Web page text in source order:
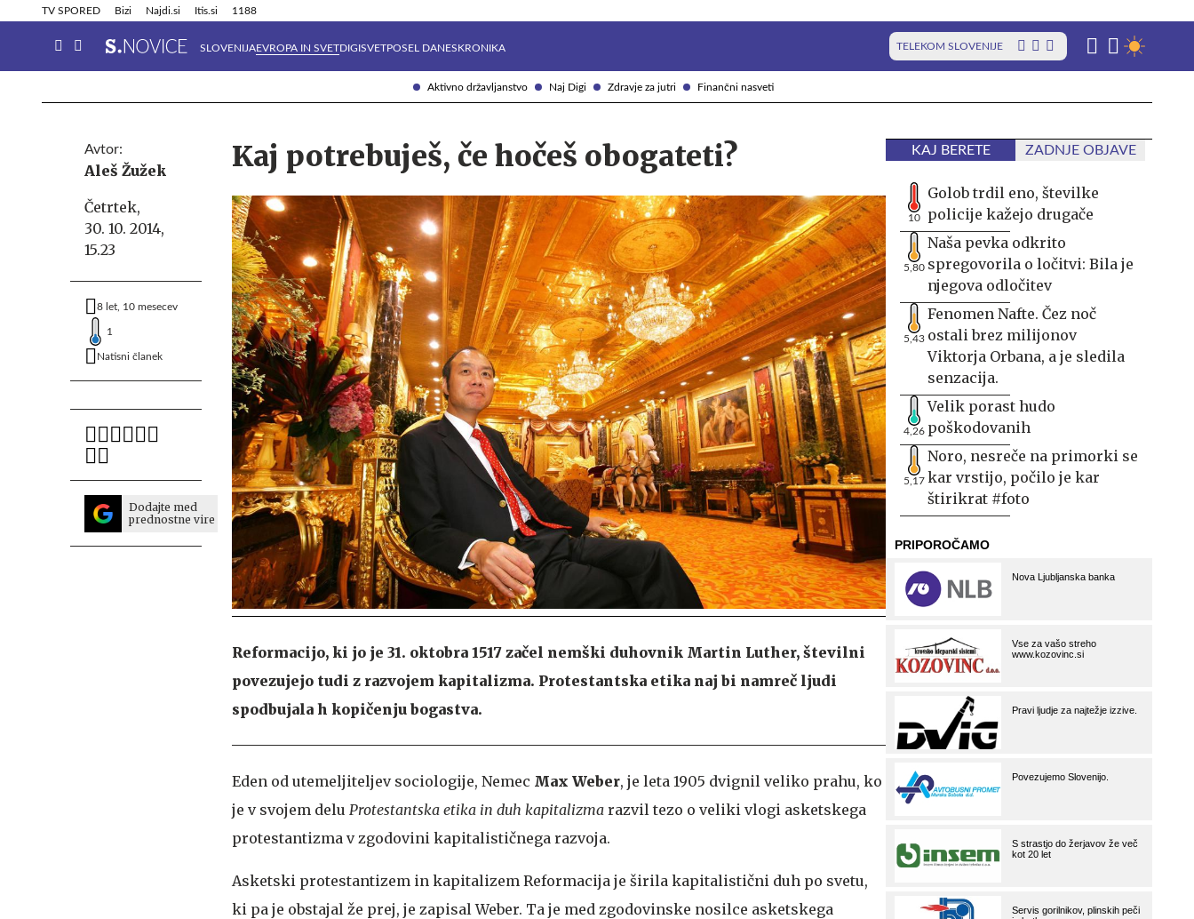
Aktivno državljanstvo Naj Digi Zdravje za jutri Finančni nasveti
TV SPORED Bizi Najdi.si Itis.si 1188
SLOVENIJAEVROPA IN SVETDIGISVETPOSEL DANESKRONIKA TELEKOM SLOVENIJE
Info in obvestila Tehnik
Avtor:
Aleš Žužek
Četrtek,
30. 10. 2014,
15.23
8 let, 10 mesecev
1
Natisni članek
Dodajte med
prednostne vire
Kaj potrebuješ, če hočeš obogateti?
Reformacijo, ki jo je 31. oktobra 1517 začel nemški duhovnik Martin Luther, številni
povezujejo tudi z razvojem kapitalizma. Protestantska etika naj bi namreč ljudi
spodbujala h kopičenju bogastva.
Eden od utemeljiteljev sociologije, Nemec Max Weber, je leta 1905 dvignil veliko prahu, ko
je v svojem delu Protestantska etika in duh kapitalizma razvil tezo o veliki vlogi asketskega
protestantizma v zgodovini kapitalističnega razvoja.
Asketski protestantizem in kapitalizem Reformacija je širila kapitalistični duh po svetu,
ki pa je obstajal že prej, je zapisal Weber. Ta je med zgodovinske nosilce asketskega
KAJ BERETE ZADNJE OBJAVE
10
Golob trdil eno, številke
policije kažejo drugače
5,80
Naša pevka odkrito
spregovorila o ločitvi: Bila je
njegova odločitev
5,43
Fenomen Nafte. Čez noč
ostali brez milijonov
Viktorja Orbana, a je sledila
senzacija.
4,26
Velik porast hudo
poškodovanih
5,17
Noro, nesreče na primorki se
kar vrstijo, počilo je kar
štirikrat #foto